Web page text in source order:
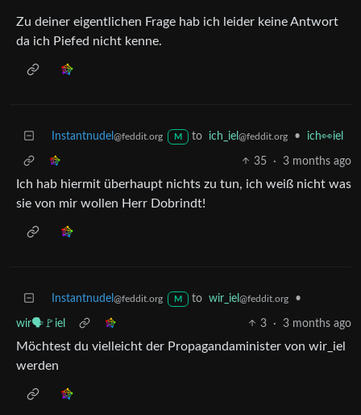
Zu deiner eigentlichen Frage hab ich leider keine Antwort
da ich Piefed nicht kenne.
Instantnudel @feddit.org M to ich_iel @feddit.org • ich👀iel
35 · 3 months ago
Ich hab hiermit überhaupt nichts zu tun, ich weiß nicht was
sie von mir wollen Herr Dobrindt!
Instantnudel @feddit.org M to wir_iel @feddit.org •
wir🗣️🚩iel 3 · 3 months ago
Möchtest du vielleicht der Propagandaminister von wir_iel
werden